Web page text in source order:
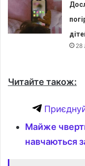
28
Читайте також:
Майже
навчаються